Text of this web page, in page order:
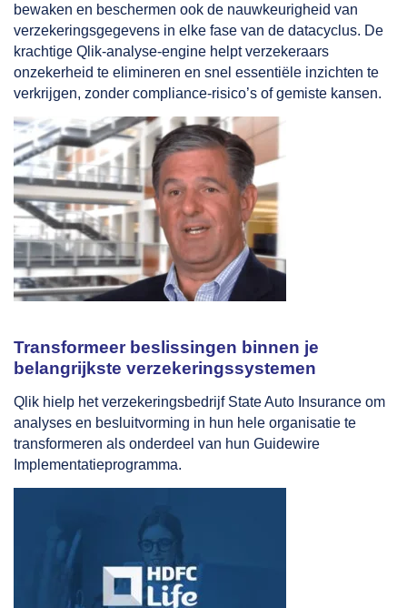
bewaken en beschermen ook de nauwkeurigheid van
verzekeringsgegevens in elke fase van de datacyclus. De
krachtige Qlik-analyse-engine helpt verzekeraars
onzekerheid te elimineren en snel essentiële inzichten te
verkrijgen, zonder compliance-risico’s of gemiste kansen.
Transformeer beslissingen binnen je
belangrijkste verzekeringssystemen
Qlik hielp het verzekeringsbedrijf State Auto Insurance om
analyses en besluitvorming in hun hele organisatie te
transformeren als onderdeel van hun Guidewire
Implementatieprogramma.